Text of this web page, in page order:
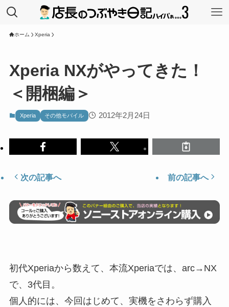
ホーム Xperia
Xperia NXがやってきた！
＜開梱編＞
Xperia その他モバイル 2012年2月24日
次の記事へ 前の記事へ
初代Xperiaから数えて、本流Xperiaでは、arc→NX
で、3代目。
個人的には、今回はじめて、実機をさわらず購入